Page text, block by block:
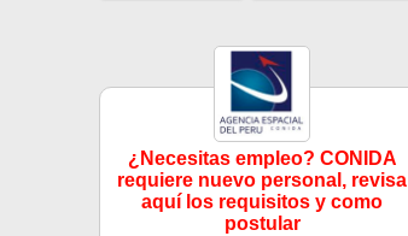
¿Necesitas empleo? CONIDA
requiere nuevo personal, revisa
aquí los requisitos y como
postular